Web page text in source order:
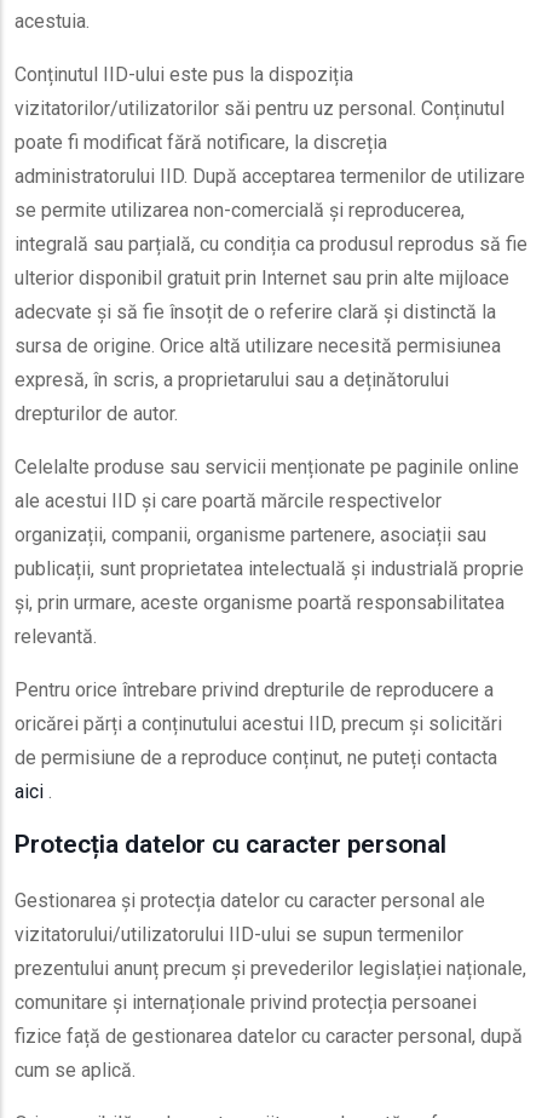
acestuia.
Conținutul IID-ului este pus la dispoziția
vizitatorilor/utilizatorilor săi pentru uz personal. Conținutul
poate fi modificat fără notificare, la discreția
administratorului IID. După acceptarea termenilor de utilizare
se permite utilizarea non-comercială și reproducerea,
integrală sau parțială, cu condiția ca produsul reprodus să fie
ulterior disponibil gratuit prin Internet sau prin alte mijloace
adecvate și să fie însoțit de o referire clară și distinctă la
sursa de origine. Orice altă utilizare necesită permisiunea
expresă, în scris, a proprietarului sau a deținătorului
drepturilor de autor.
Celelalte produse sau servicii menționate pe paginile online
ale acestui IID și care poartă mărcile respectivelor
organizații, companii, organisme partenere, asociații sau
publicații, sunt proprietatea intelectuală și industrială proprie
și, prin urmare, aceste organisme poartă responsabilitatea
relevantă.
Pentru orice întrebare privind drepturile de reproducere a
oricărei părți a conținutului acestui IID, precum și solicitări
de permisiune de a reproduce conținut, ne puteți contacta
aici .
Protecția datelor cu caracter personal
Gestionarea și protecția datelor cu caracter personal ale
vizitatorului/utilizatorului IID-ului se supun termenilor
prezentului anunț precum și prevederilor legislației naționale,
comunitare și internaționale privind protecția persoanei
fizice față de gestionarea datelor cu caracter personal, după
cum se aplică.